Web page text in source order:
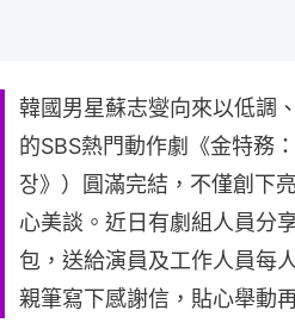
韓國男星蘇志燮向來以低調
的SBS熱門動作劇《金特務
장》）圓滿完結，不僅創下
心美談。近日有劇組人員分
包，送給演員及工作人員每
親筆寫下感謝信，貼心舉動